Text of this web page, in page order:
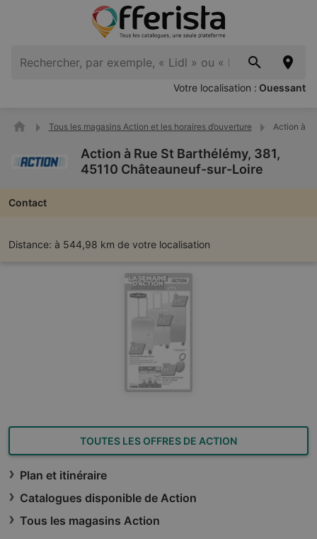
Votre localisation : Ouessant
Tous les magasins Action et les horaires d’ouverture Action à
Action à Rue St Barthélémy, 381,
45110 Châteauneuf-sur-Loire
Contact
Distance: à 544,98 km de votre localisation
TOUTES LES OFFRES DE ACTION
Plan et itinéraire
Catalogues disponible de Action
Tous les magasins Action